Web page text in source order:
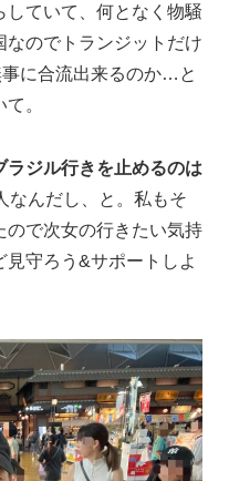
ていて、何となく物騒
なのでトランジットだけ
に合流出来るのか…と
。
ジル行きを止めるのは
なんだし、と。私もそ
ので次女の行きたい気持
守ろう&サポートしよ